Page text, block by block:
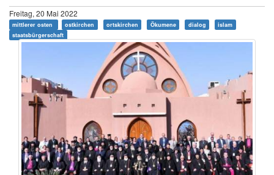
Freitag, 20 Mai 2022
mittlerer osten ostkirchen ortskirchen Ökumene dialog
islam
staatsbürgerschaft